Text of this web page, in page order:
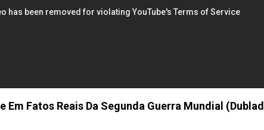
Fatos Reais Da Segunda Guerra Mundial